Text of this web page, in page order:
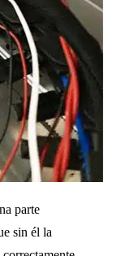
parte
sin él la